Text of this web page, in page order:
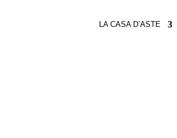
LA CASA D’ASTE